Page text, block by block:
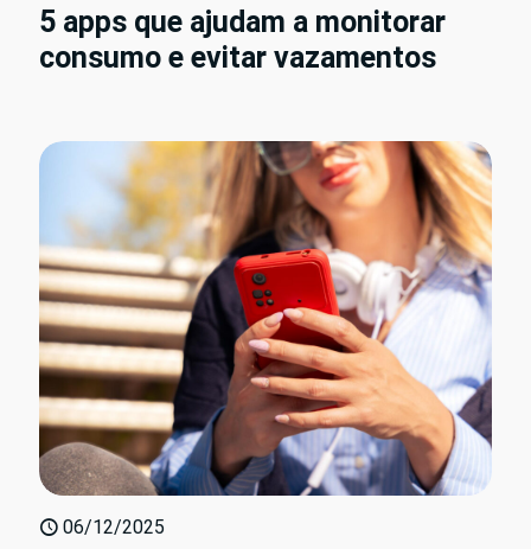
5 apps que ajudam a monitorar
consumo e evitar vazamentos
06/12/2025